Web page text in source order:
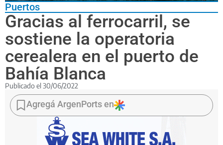
Puertos
Gracias al ferrocarril, se
sostiene la operatoria
cerealera en el puerto de
Bahía Blanca
Publicado el 30/06/2022
prácticamente
nulo
Agregá ArgenPorts en